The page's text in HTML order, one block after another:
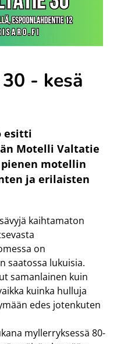
- kesä
esitti
Motelli Valtatie
pienen motellin
ja erilaisten
kaihtamaton
on
saatossa lukuisia.
samanlainen kuin
kuinka hulluja
edes jotenkuten
myllerryksessä 80-